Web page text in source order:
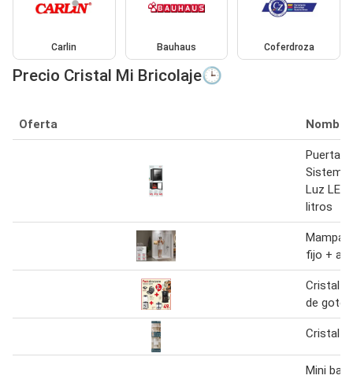
Carlin Bauhaus Coferdroza
Precio Cristal Mi Bricolaje🕒
Oferta Nombre
Puerta
Sistema
Luz LED
litros
fijo +
Cristal -
de goteo
Cristal -
Mini